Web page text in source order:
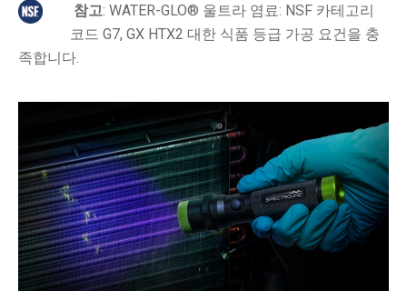
참고: WATER-GLO® 울트라 염료: NSF 카테고리
코드 G7, GX HTX2 대한 식품 등급 가공 요건을 충
족합니다.